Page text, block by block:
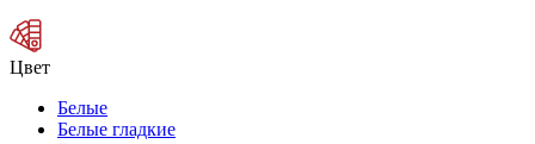
Цвет
Белые
Белые гладкие